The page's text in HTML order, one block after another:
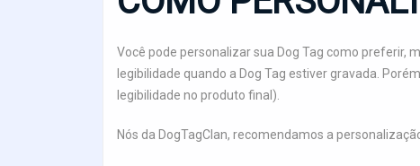
Você pode personalizar sua Dog Tag como preferir,
legibilidade quando a Dog Tag estiver gravada.
legibilidade no produto final).
Nós da DogTagClan, recomendamos a